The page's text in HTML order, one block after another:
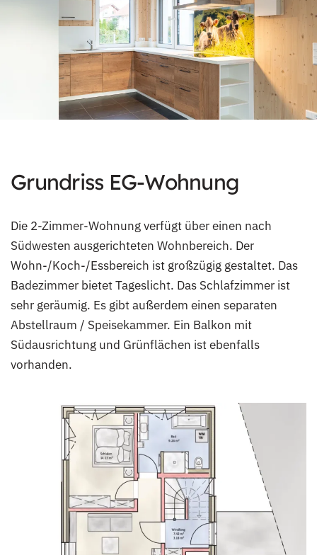
Grundriss EG-Wohnung
Die 2-Zimmer-Wohnung verfügt über einen nach
Südwesten ausgerichteten Wohnbereich. Der
Wohn-/Koch-/Essbereich ist großzügig gestaltet. Das
Badezimmer bietet Tageslicht. Das Schlafzimmer ist
sehr geräumig. Es gibt außerdem einen separaten
Abstellraum / Speisekammer. Ein Balkon mit
Südausrichtung und Grünflächen ist ebenfalls
vorhanden.